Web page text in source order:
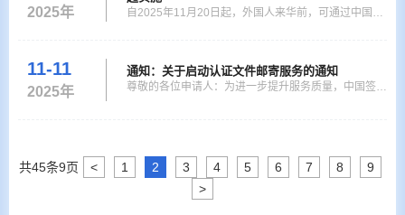
服务https://visa.vfsglobal.com/inx/en/chn/ff-info 中国
2025年
自2025年11月20日起，外国人来华前，可通过中国国
码等渠道，在网上填报入境相关信息。 1. 入境卡填报
网址界面 https://s.nia.gov.cn/ArrivalCardFillingPC/ 2.
11-11
2025年
通知：关于启动认证文件邮寄服务的通知
尊敬的各位申请人：为进一步提升服务质量，中国签证
aforchina.cn/BOM3_ZH/renzhengyewu/jichuzhishi/fei
yongbiaozhunjishixian 特此通知。中国签证申请服务
共45条9页 < 1 2 3 4 5 6 7 8
9
>